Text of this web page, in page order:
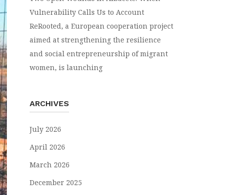
Vulnerability Calls Us to Account
ReRooted, a European cooperation project
aimed at strengthening the resilience
and social entrepreneurship of migrant
women, is launching
ARCHIVES
July 2026
April 2026
March 2026
December 2025